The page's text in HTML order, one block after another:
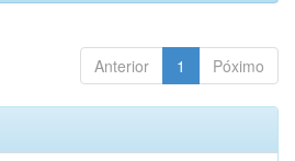
Anterior 1 Póximo